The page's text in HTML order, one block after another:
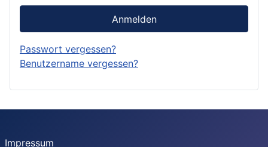
Anmelden
Passwort vergessen?
Benutzername vergessen?
Impressum